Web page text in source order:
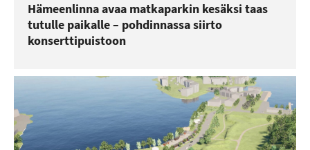
Hämeenlinna avaa matkaparkin kesäksi taas
tutulle paikalle – pohdinnassa siirto
konserttipuistoon